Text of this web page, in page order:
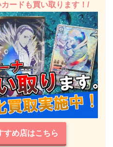
ードも買い取ります！/
すめ店はこちら